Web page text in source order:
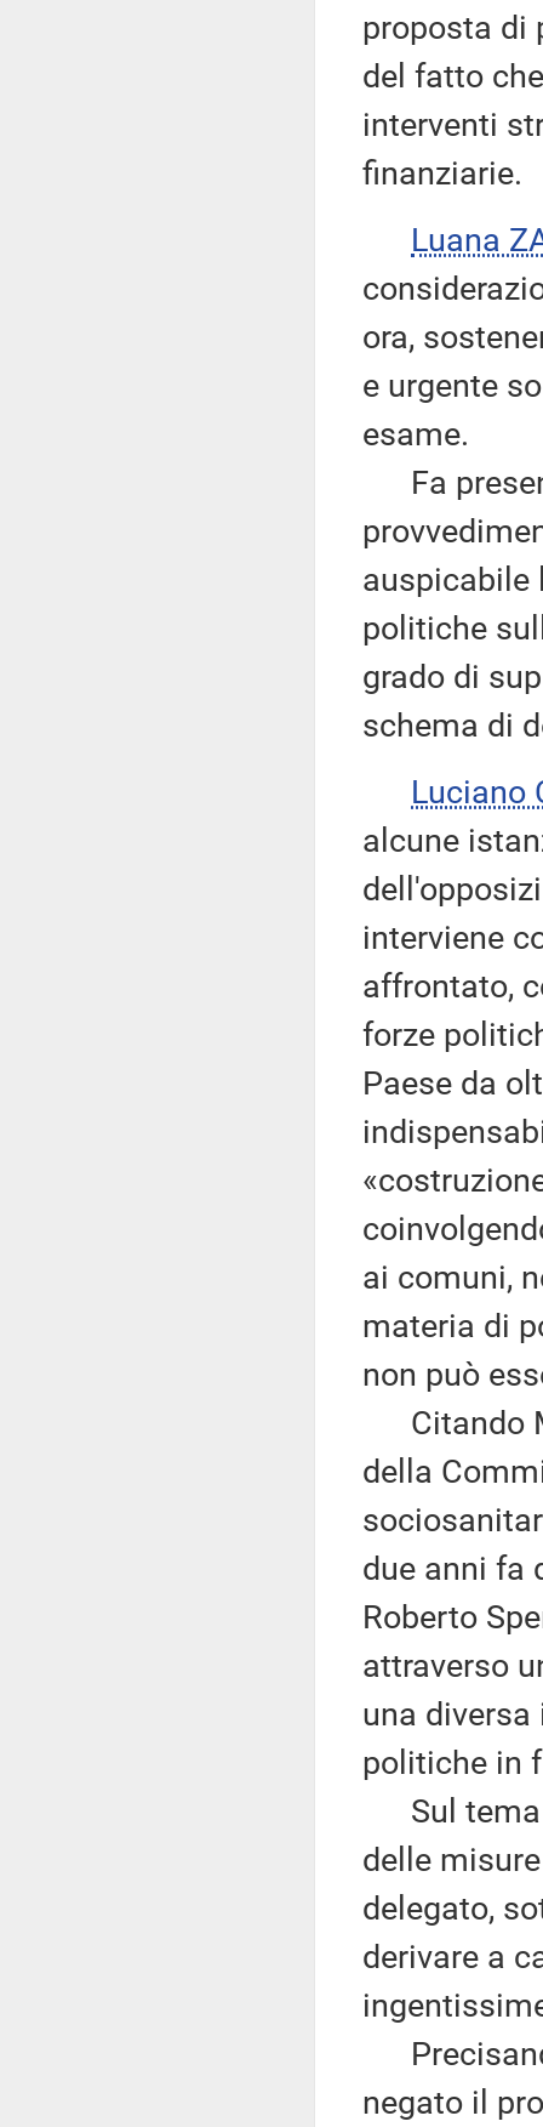
proposta di
del fatto
interventi
finanziarie.
Luana
ora,
e urgente
esame.
Fa
auspicabile
politiche
grado di
schema di
Luciano
alcune
interviene
affrontato,
forze
Paese da
ai comuni,
materia di
non può
Citando
della
due anni fa
Roberto
attraverso
una
politiche in
Sul tema
delle
delegato,
derivare a
negato il